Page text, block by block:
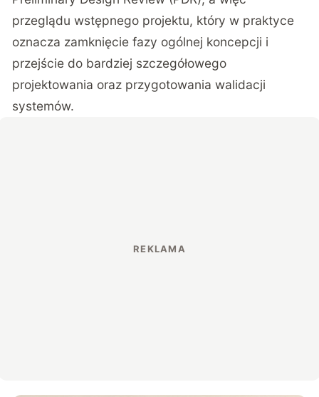
przeglądu wstępnego projektu, który w praktyce
oznacza zamknięcie fazy ogólnej koncepcji i
przejście do bardziej szczegółowego
projektowania oraz przygotowania walidacji
systemów.